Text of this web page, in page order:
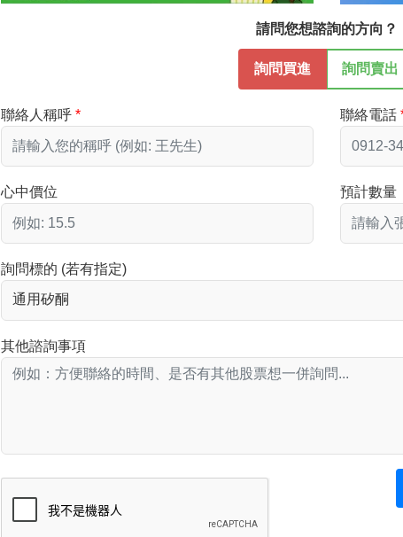
請問您想諮詢的方向？
詢問買進 詢問賣出
聯絡人稱呼 聯絡電話
心中價位 預計數量
詢問標的 (若有指定)
其他諮詢事項